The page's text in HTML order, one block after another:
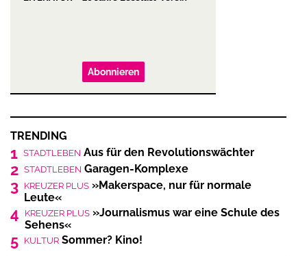
Abonnieren
TRENDING
1 STADTLEBEN Aus für den Revolutionswächter
2 STADTLEBEN Garagen-Komplexe
3 KREUZER PLUS »Makerspace, nur für normale
Leute«
4 KREUZER PLUS »Journalismus war eine Schule des
Sehens«
5 KULTUR Sommer? Kino!